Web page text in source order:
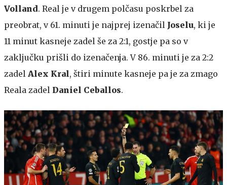
Volland. Real je v drugem polčasu poskrbel za
preobrat, v 61. minuti je najprej izenačil Joselu, ki je
11 minut kasneje zadel še za 2:1, gostje pa so v
zaključku prišli do izenačenja. V 86. minuti je za 2:2
zadel Alex Kral, štiri minute kasneje pa je za zmago
Reala zadel Daniel Ceballos.